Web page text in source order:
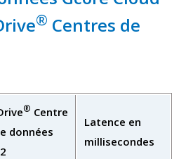
® Centres de
® Centre
données
Latence en
millisecondes